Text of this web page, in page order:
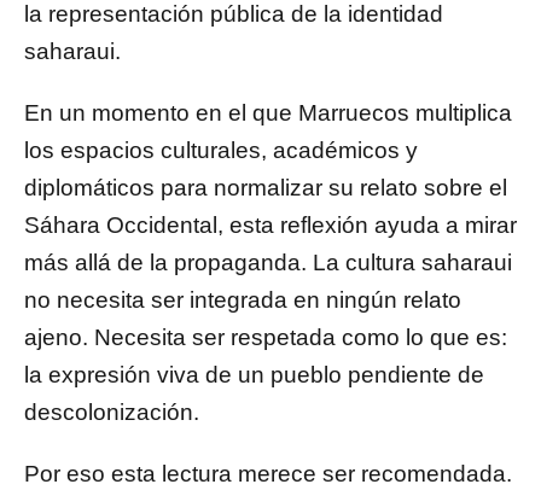
la representación pública de la identidad
saharaui.
En un momento en el que Marruecos multiplica
los espacios culturales, académicos y
diplomáticos para normalizar su relato sobre el
Sáhara Occidental, esta reflexión ayuda a mirar
más allá de la propaganda. La cultura saharaui
no necesita ser integrada en ningún relato
ajeno. Necesita ser respetada como lo que es:
la expresión viva de un pueblo pendiente de
descolonización.
Por eso esta lectura merece ser recomendada.